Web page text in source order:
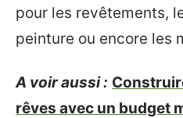
pour les revêtements,
peinture ou encore les
A voir aussi :
rêves avec un budget